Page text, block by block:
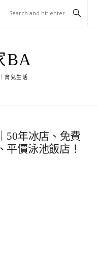
BA
育兒生活
50年冰店、免費
平價泳池飯店！